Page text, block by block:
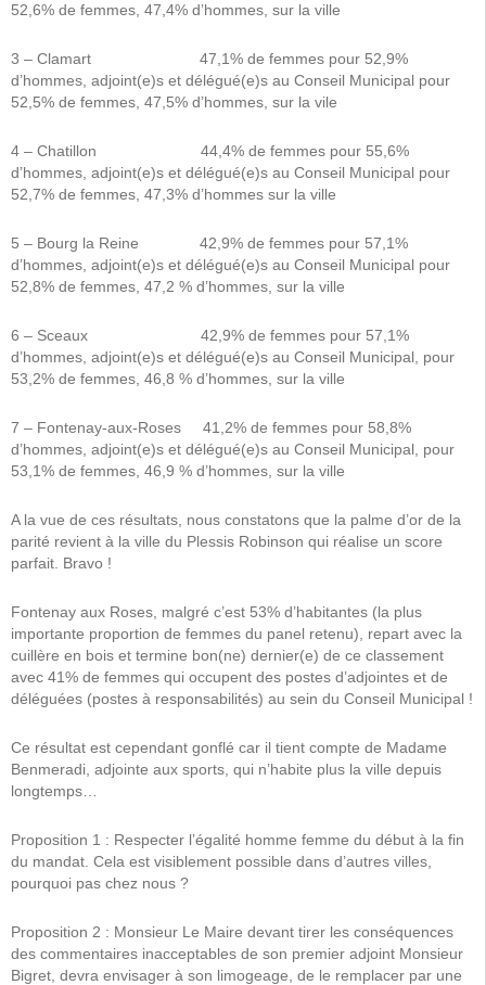
52,6% de femmes, 47,4% d’hommes, sur la ville
3 – Clamart 47,1% de femmes pour 52,9%
d’hommes, adjoint(e)s et délégué(e)s au Conseil Municipal pour
52,5% de femmes, 47,5% d’hommes, sur la vile
4 – Chatillon 44,4% de femmes pour 55,6%
d’hommes, adjoint(e)s et délégué(e)s au Conseil Municipal pour
52,7% de femmes, 47,3% d’hommes sur la ville
5 – Bourg la Reine 42,9% de femmes pour 57,1%
d’hommes, adjoint(e)s et délégué(e)s au Conseil Municipal pour
52,8% de femmes, 47,2 % d’hommes, sur la ville
6 – Sceaux 42,9% de femmes pour 57,1%
d’hommes, adjoint(e)s et délégué(e)s au Conseil Municipal, pour
53,2% de femmes, 46,8 % d’hommes, sur la ville
7 – Fontenay-aux-Roses 41,2% de femmes pour 58,8%
d’hommes, adjoint(e)s et délégué(e)s au Conseil Municipal, pour
53,1% de femmes, 46,9 % d’hommes, sur la ville
A la vue de ces résultats, nous constatons que la palme d’or de la
parité revient à la ville du Plessis Robinson qui réalise un score
parfait. Bravo !
Fontenay aux Roses, malgré c’est 53% d’habitantes (la plus
importante proportion de femmes du panel retenu), repart avec la
cuillère en bois et termine bon(ne) dernier(e) de ce classement
avec 41% de femmes qui occupent des postes d’adjointes et de
déléguées (postes à responsabilités) au sein du Conseil Municipal !
Ce résultat est cependant gonflé car il tient compte de Madame
Benmeradi, adjointe aux sports, qui n’habite plus la ville depuis
longtemps…
Proposition 1 : Respecter l’égalité homme femme du début à la fin
du mandat. Cela est visiblement possible dans d’autres villes,
pourquoi pas chez nous ?
Proposition 2 : Monsieur Le Maire devant tirer les conséquences
des commentaires inacceptables de son premier adjoint Monsieur
Bigret, devra envisager à son limogeage, de le remplacer par une